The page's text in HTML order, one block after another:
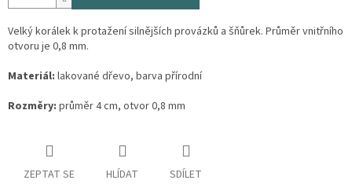
Velký korálek k protažení silnějších provázků a šňůrek. Průměr vnitřního
otvoru je 0,8 mm.
Materiál: lakované dřevo, barva přírodní
Rozměry: průměr 4 cm, otvor 0,8 mm
ZEPTAT SE HLÍDAT SDÍLET